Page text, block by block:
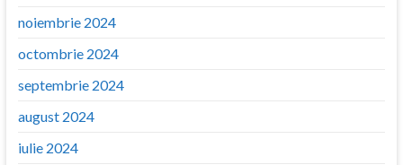
noiembrie 2024
octombrie 2024
septembrie 2024
august 2024
iulie 2024